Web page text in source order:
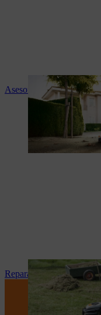
Asesoramiento experto y
Reparación y